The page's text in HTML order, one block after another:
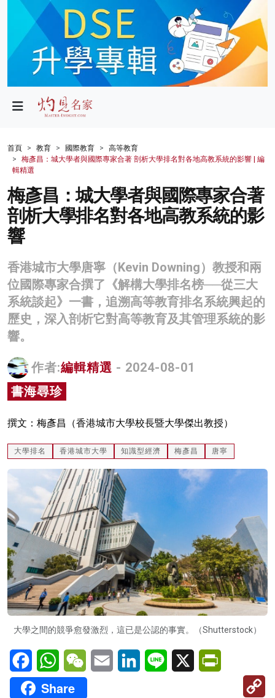
政局
財經
生活
健康
商業
科技
影片
名家榜
灼見活動
關於我們
首頁 教育 國際教育
高等教育
梅彥昌：城大學者與國際專家合著 剖析大學排名對各地高教系統的影響 | 編
輯精選
梅彥昌：城大學者與國際專家合著
剖析大學排名對各地高教系統的影
響
香港城市大學唐寧（Kevin Downing）教授和兩
位國際專家合撰了《解構大學排名榜──從三大
系統談起》一書，追溯高等教育排名系統興起的
歷史，深入剖析它對高等教育及其管理系統的影
響。
作者:編輯精選 - 2024-08-01
書海尋珍
撰文：梅彥昌（香港城市大學校長暨大學傑出教授）
大學排名 香港城市大學 知識型經濟 梅彥昌 唐寧
大學之間的競爭愈發激烈，這已是公認的事實。（Shutterstock）
FacebookWhatsAppWeChatEmail LinkedInLine X
Share